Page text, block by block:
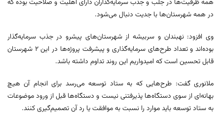
همه ظرفیت‌ها در جلب و جذب سرمایه‌گذاران دارای اهلیت و صلاحیت بوده که
در همه شهرستان‌ها با جدیت دنبال می‌شود.
وی افزود: نهبندان و سربیشه از شهرستان‌های پیشرو در جذب سرمایه‌گذار
بوده‌اند و تعداد طرح‌های سرمایه‌گذاری و پیشرفت پروژه‌ها در این ۲ شهرستان
قابل تحسین است که امیدواریم این روند تداوم داشته باشد.
ملانوری گفت: طرح‌هایی که به ستاد توسعه می‌رسد برای انجام آن هیچ
بهانه‌ای از سوی دستگاه‌ها پذیرفتنی نیست و دستگاه‌ها قبل از ورود موضوعات
به ستاد توسعه باید موارد را نسبت به موافقت یا رد آن تصمیم‌گیری کنند.